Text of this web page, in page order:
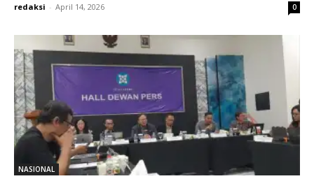
redaksi - April 14, 2026 0
NASIONAL